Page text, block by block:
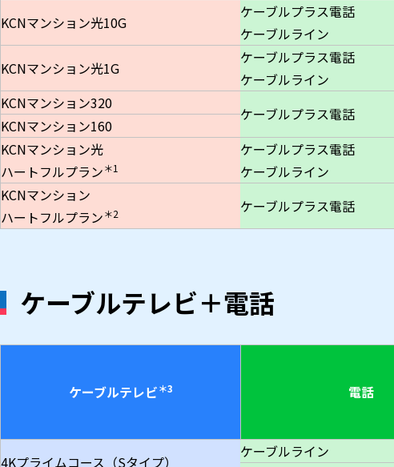
KCNマンション光10G
ケーブルプラス電話
ケーブルライン
KCNマンション光1G
ケーブルプラス電話
ケーブルライン
KCNマンション320
ケーブルプラス電話
KCNマンション160
KCNマンション光
ハートフルプラン＊1
ケーブルプラス電話
ケーブルライン
KCNマンション
ハートフルプラン＊2 ケーブルプラス電話
ケーブルテレビ＋電話
ケーブルテレビ＊3 電話
4Kプライムコース（Sタイプ）
ケーブルライン